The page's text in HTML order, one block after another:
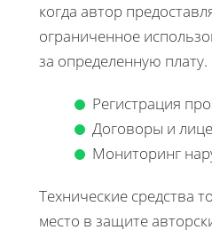
когда автор
ограниченное
за определенную плату.
Регистрация
Договоры и
Мониторинг
Технические средства
место в защите